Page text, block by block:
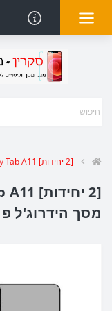
[2 יחידות] Samsung Galaxy Tab A11+ מגן מסך הידרוג'ל פרטיות (סיליקון) סקרין מובייל
מסך הידרוג'ל